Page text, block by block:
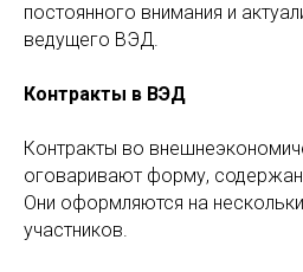
постоянного внимания и
ведущего ВЭД.
Контракты в ВЭД
Контракты во
оговаривают форму,
Они оформляются на
участников.